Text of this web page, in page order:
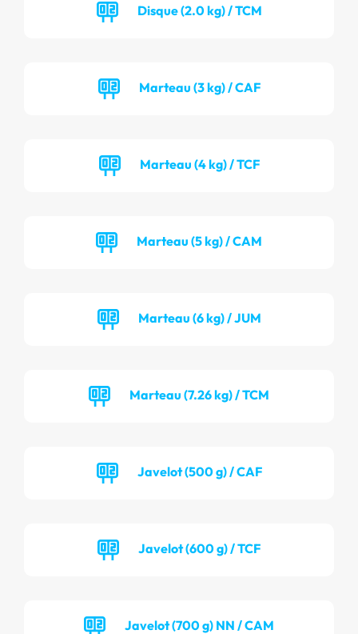
Disque (2.0 kg) / TCM
Marteau (3 kg) / CAF
Marteau (4 kg) / TCF
Marteau (5 kg) / CAM
Marteau (6 kg) / JUM
Marteau (7.26 kg) / TCM
Javelot (500 g) / CAF
Javelot (600 g) / TCF
Javelot (700 g) NN / CAM